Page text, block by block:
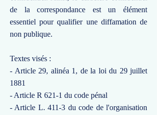
de la correspondance est un élément
essentiel pour qualifier une diffamation de
non publique.
Textes visés :
- Article 29, alinéa 1, de la loi du 29 juillet
1881
- Article R 621-1 du code pénal
- Article L. 411-3 du code de l'organisation